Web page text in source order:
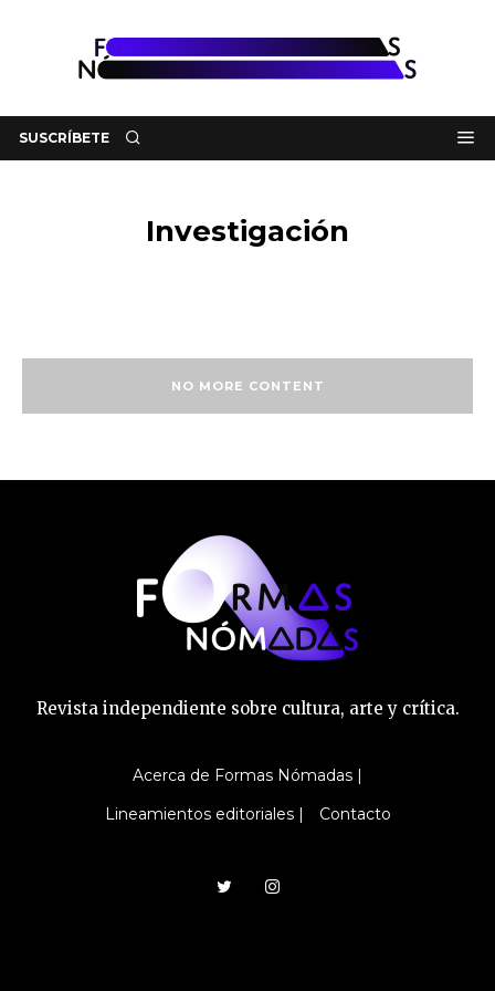
SUSCRÍBETE
Investigación
NO MORE CONTENT
Revista independiente sobre cultura, arte y crítica.
Acerca de Formas Nómadas |
Lineamientos editoriales |
Contacto